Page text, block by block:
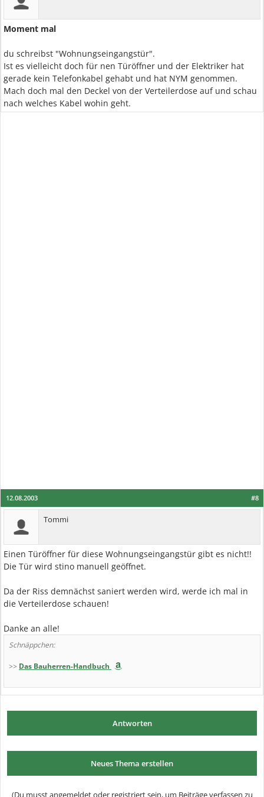
Moment mal
du schreibst "Wohnungseingangstür".
Ist es vielleicht doch für nen Türöffner und der Elektriker hat
gerade kein Telefonkabel gehabt und hat NYM genommen.
Mach doch mal den Deckel von der Verteilerdose auf und schau
nach welches Kabel wohin geht.
#8
12.08.2003
Tommi
Einen Türöffner für diese Wohnungseingangstür gibt es nicht!!
Die Tür wird stino manuell geöffnet.
Da der Riss demnächst saniert werden wird, werde ich mal in
die Verteilerdose schauen!
Danke an alle!
Schnäppchen:
>> Das Bauherren-Handbuch
Antworten
Neues Thema erstellen
(Du musst angemeldet oder registriert sein, um Beiträge verfassen zu